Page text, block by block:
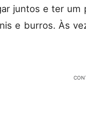
juntos e ter um
e burros. Às